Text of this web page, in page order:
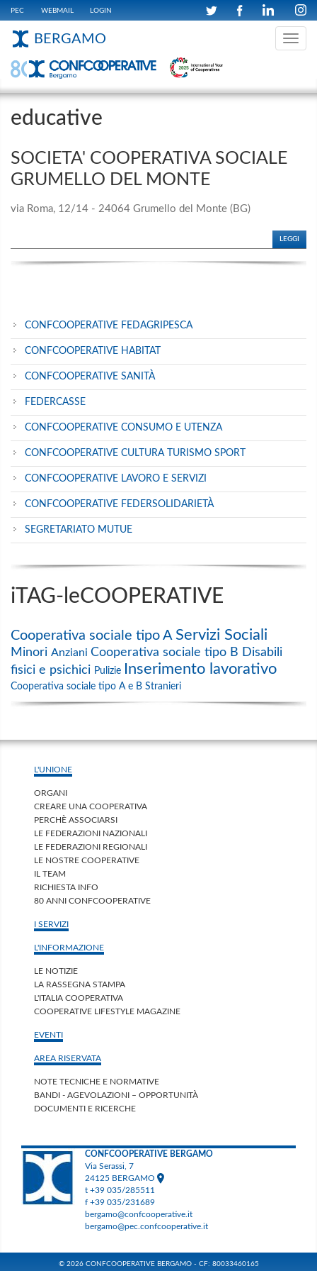
PEC WEBMAIL LOGIN
Toggle
BERGAMO
educative
SOCIETA' COOPERATIVA SOCIALE
GRUMELLO DEL MONTE
via Roma, 12/14 - 24064 Grumello del Monte (BG)
LEGGI
CONFCOOPERATIVE FEDAGRIPESCA
CONFCOOPERATIVE HABITAT
CONFCOOPERATIVE SANITÀ
FEDERCASSE
CONFCOOPERATIVE CONSUMO E UTENZA
CONFCOOPERATIVE CULTURA TURISMO SPORT
CONFCOOPERATIVE LAVORO E SERVIZI
CONFCOOPERATIVE FEDERSOLIDARIETÀ
SEGRETARIATO MUTUE
iTAG-leCOOPERATIVE
Cooperativa sociale tipo A Servizi Sociali
Minori Anziani Cooperativa sociale tipo B Disabili
fisici e psichici Pulizie Inserimento lavorativo
Cooperativa sociale tipo A e B Stranieri
L'UNIONE
ORGANI
CREARE UNA COOPERATIVA
PERCHÈ ASSOCIARSI
LE FEDERAZIONI NAZIONALI
LE FEDERAZIONI REGIONALI
LE NOSTRE COOPERATIVE
IL TEAM
RICHIESTA INFO
80 ANNI CONFCOOPERATIVE
I SERVIZI
L'INFORMAZIONE
LE NOTIZIE
LA RASSEGNA STAMPA
L'ITALIA COOPERATIVA
COOPERATIVE LIFESTYLE MAGAZINE
EVENTI
AREA RISERVATA
NOTE TECNICHE E NORMATIVE
BANDI - AGEVOLAZIONI – OPPORTUNITÀ
DOCUMENTI E RICERCHE
CONFCOOPERATIVE BERGAMO
Via Serassi, 7
24125 BERGAMO
t +39 035/285511
f +39 035/231689
bergamo@confcooperative.it
bergamo@pec.confcooperative.it
© 2026 CONFCOOPERATIVE BERGAMO - CF: 80033460165